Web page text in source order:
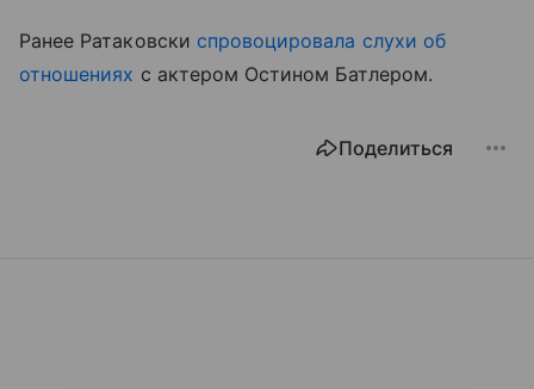
Ранее Ратаковски спровоцировала слухи об
отношениях с актером Остином Батлером.
Поделиться